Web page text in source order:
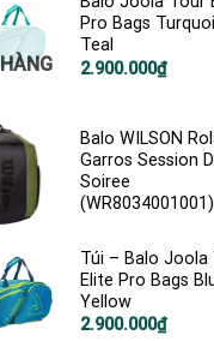
Pro Bags
Teal
2.900.000₫
Balo WILSON
Garros Session
Soiree
(WR8034001001)
Túi – Balo Joola
Elite Pro Bags
Yellow
2.900.000₫